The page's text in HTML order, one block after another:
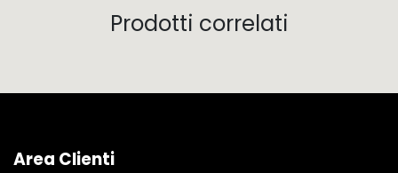
Prodotti correlati
Area Clienti